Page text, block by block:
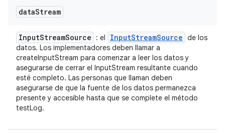
dataStream
InputStreamSource : el InputStreamSource de los
datos. Los implementadores deben llamar a
createInputStream para comenzar a leer los datos y
asegurarse de cerrar el InputStream resultante cuando
esté completo. Las personas que llaman deben
asegurarse de que la fuente de los datos permanezca
presente y accesible hasta que se complete el método
testLog.